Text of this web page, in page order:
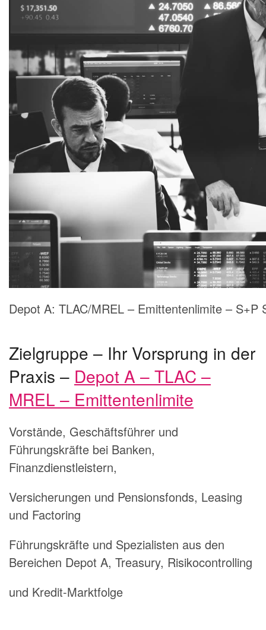
Depot A: TLAC/MREL – Emittentenlimite – S+P
Zielgruppe – Ihr Vorsprung in der
Praxis – Depot A – TLAC –
MREL – Emittentenlimite
Vorstände, Geschäftsführer und
Führungskräfte bei Banken,
Finanzdienstleistern,
Versicherungen und Pensionsfonds, Leasing
und Factoring
Führungskräfte und Spezialisten aus den
Bereichen Depot A, Treasury, Risikocontrolling
und Kredit-Marktfolge